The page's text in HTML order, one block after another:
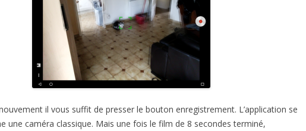
il vous suffit de presser le bouton enregistrement. L’application se
une caméra classique. Mais une fois le film de 8 secondes terminé,